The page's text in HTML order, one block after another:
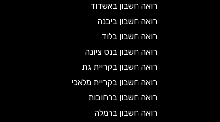
רואה חשבון באשדוד
רואה חשבון ביבנה
רואה חשבון בלוד
רואה חשבון בנס ציונה
רואה חשבון בקריית גת
רואה חשבון בקריית מלאכי
רואה חשבון ברחובות
רואה חשבון ברמלה